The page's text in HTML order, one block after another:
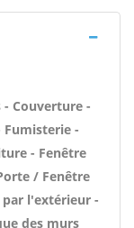
Couverture -
Fumisterie -
- Fenêtre
/ Fenêtre
par l'extérieur -
des murs